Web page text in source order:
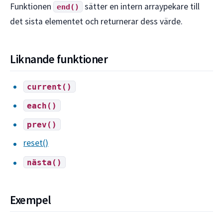
Funktionen end()
sätter en intern arraypekare till
det sista elementet och returnerar dess värde.
Liknande funktioner
current()
each()
prev()
reset()
nästa()
Exempel